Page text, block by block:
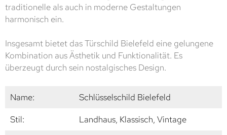
traditionelle als auch in moderne Gestaltungen
harmonisch ein.
Insgesamt bietet das Türschild Bielefeld eine gelungene
Kombination aus Ästhetik und Funktionalität. Es
überzeugt durch sein nostalgisches Design.
Name:
Schlüsselschild Bielefeld
Stil:
Landhaus, Klassisch, Vintage